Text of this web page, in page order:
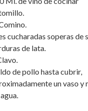
cucharadas soperas de
de lata.
de pollo hasta cubrir,
un vaso y